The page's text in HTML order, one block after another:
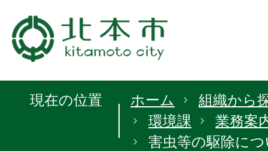
現在の位置 ホーム
組織から
環境課
業務案
害虫等の駆除に